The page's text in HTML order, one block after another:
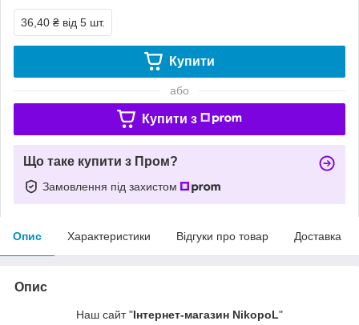
36,40 ₴ від 5 шт.
Купити
або
Купити з
Що таке купити з Пром?
Замовлення під захистом
Опис Характеристики Відгуки про товар Доставка
Опис
Наш сайт "Інтернет-магазин NikopoL"